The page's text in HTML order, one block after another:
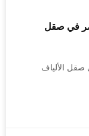
في صقل
صقل الألياف